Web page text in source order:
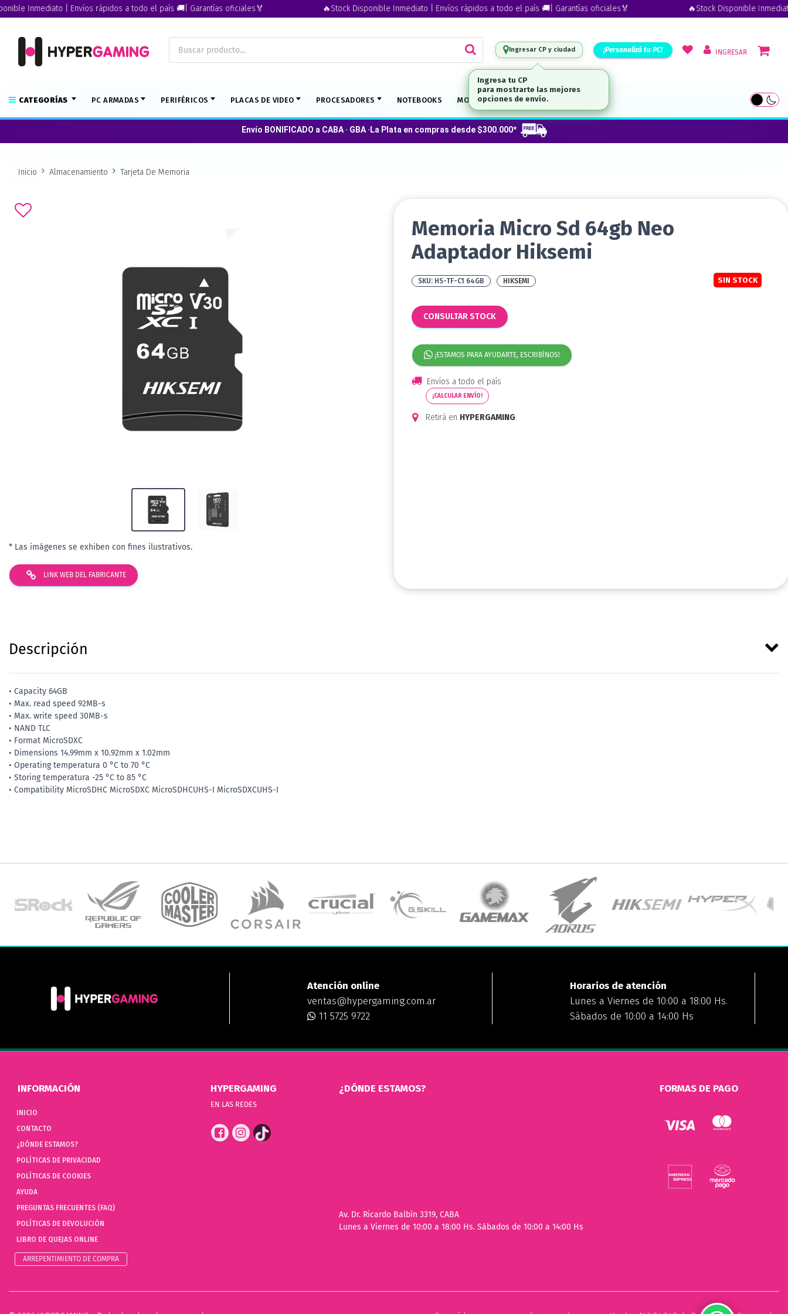
Inmediato | Envíos rápidos a todo el país 🚚| Garantías oficiales🏅 🔥Stock Disponible Inmediato | Envíos rápidos a todo el país 🚚| Garantías oficiales🏅 🔥Stock Disponible Inmediato |
Ingresar CP y ciudad ¡Personalizá tu PC! INGRESAR
CATEGORÍAS PC ARMADAS PERIFÉRICOS PLACAS DE VIDEO PROCESADORES NOTEBOOKS MONITORES OUTLET
Envío BONIFICADO a CABA · GBA ·La Plata en compras desde $300.000*
Inicio Almacenamiento Tarjeta De Memoria
* Las imágenes se exhiben con fines ilustrativos.
LINK WEB DEL FABRICANTE
Memoria Micro Sd 64gb Neo
Adaptador Hiksemi
HS-TF-C1 64GB SIN STOCK
HIKSEMI
CONSULTAR STOCK
¡ESTAMOS PARA AYUDARTE, ESCRIBÍNOS!
Envíos a todo el país
¡CALCULAR ENVÍO!
Retirá en HYPERGAMING.
Descripción
• Capacity 64GB
• Max. read speed 92MB-s
• Max. write speed 30MB-s
• NAND TLC
• Format MicroSDXC
• Dimensions 14.99mm x 10.92mm x 1.02mm
• Operating temperatura 0 °C to 70 °C
• Storing temperatura -25 °C to 85 °C
• Compatibility MicroSDHC MicroSDXC MicroSDHCUHS-I MicroSDXCUHS-I
Atención online
ventas@hypergaming.com.ar
11 5725 9722
Horarios de atención
Lunes a Viernes de 10:00 a 18:00 Hs.
Sábados de 10:00 a 14:00 Hs
INFORMACIÓN
INICIO
CONTACTO
¿DÓNDE ESTAMOS?
POLÍTICAS DE PRIVACIDAD
POLÍTICAS DE COOKIES
AYUDA
PREGUNTAS FRECUENTES (FAQ)
POLÍTICAS DE DEVOLUCIÓN
LIBRO DE QUEJAS ONLINE
ARREPENTIMIENTO DE COMPRA
HYPERGAMING
EN LAS REDES
¿DÓNDE ESTAMOS?
Av. Dr. Ricardo Balbín 3319, CABA
Lunes a Viernes de 10:00 a 18:00 Hs. Sábados de 10:00 a 14:00 Hs
FORMAS DE PAGO